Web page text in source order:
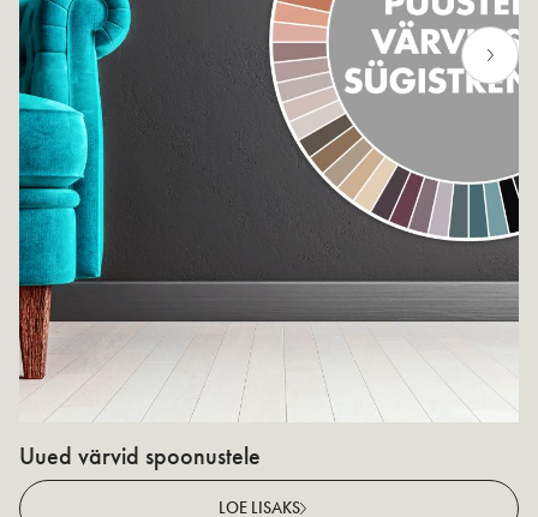
Uued värvid spoonustele
LOE LISAKS